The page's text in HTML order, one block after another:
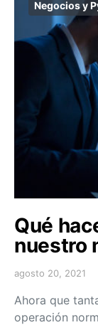
Negocios y
Qué
nuestro
agosto 20, 2021
Ahora que
operación